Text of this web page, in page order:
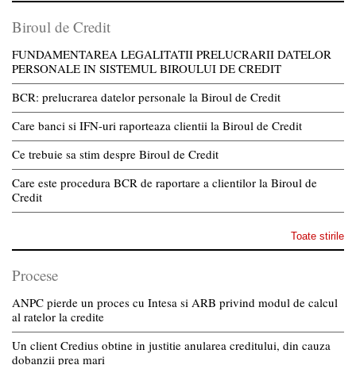
Biroul de Credit
FUNDAMENTAREA LEGALITATII PRELUCRARII DATELOR
PERSONALE IN SISTEMUL BIROULUI DE CREDIT
BCR: prelucrarea datelor personale la Biroul de Credit
Care banci si IFN-uri raporteaza clientii la Biroul de Credit
Ce trebuie sa stim despre Biroul de Credit
Care este procedura BCR de raportare a clientilor la Biroul de
Credit
Toate stirile
Procese
ANPC pierde un proces cu Intesa si ARB privind modul de calcul
al ratelor la credite
Un client Credius obtine in justitie anularea creditului, din cauza
dobanzii prea mari